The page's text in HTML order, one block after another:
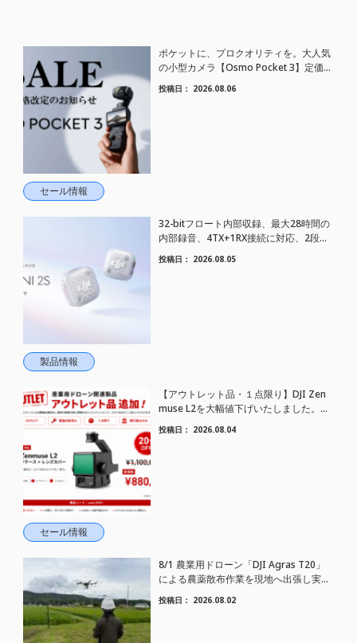
セール情報
ポケットに、プロクオリティを。大人気
の小型カメラ【Osmo Pocket 3】定価が
さらにお値下げされました！
投稿日： 2026.08.06
製品情報
32-bitフロート内部収録、最大28時間の
内部録音、4TX+1RX接続に対応、2段階
AIノイズキャンセリング搭載｜コンパク
トワイヤレスマイク DJI Mic Mini 2S 登場
投稿日： 2026.08.05
セール情報
【アウトレット品・１点限り】DJI Zen
muse L2を大幅値下げいたしました。｜
HELICAM STORE
投稿日： 2026.08.04
8/1 農業用ドローン「DJI Agras T20」
による農薬散布作業を現地へ出張し実施
しました
投稿日： 2026.08.02